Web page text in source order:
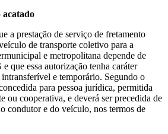
acatado
a prestação de serviço de fretamento
de transporte coletivo para a
e metropolitana depende de
que essa autorização tenha caráter
e temporário. Segundo o
para pessoa jurídica, permitida
ou cooperativa, e deverá ser precedida de
condutor e do veículo, nos termos de